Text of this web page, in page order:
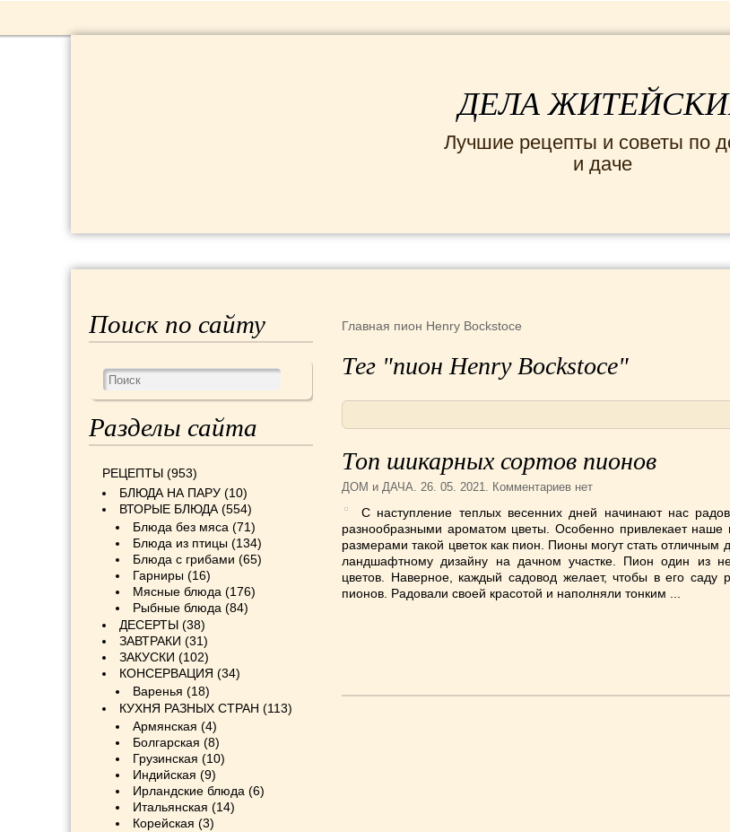
ДЕЛА
Лучшие рецепты и советы по
и даче
Главная пион Henry Bockstoce
Тег "пион Henry Bockstoce"
Топ шикарных сортов пионов
ДОМ и ДАЧА. 26. 05. 2021. Комментариев нет
С наступление теплых весенних дней начинают нас
разнообразными ароматом цветы. Особенно привлекает
размерами такой цветок как пион. Пионы могут стать
ландшафтному дизайну на дачном участке. Пион один из
цветов. Наверное, каждый садовод желает, чтобы в его саду
пионов. Радовали своей красотой и наполняли тонким ...
Поиск по сайту
Разделы сайта
РЕЦЕПТЫ (953)
БЛЮДА НА ПАРУ (10)
ВТОРЫЕ БЛЮДА (554)
Блюда без мяса (71)
Блюда из птицы (134)
Блюда с грибами (65)
Гарниры (16)
Мясные блюда (176)
Рыбные блюда (84)
ДЕСЕРТЫ (38)
ЗАВТРАКИ (31)
ЗАКУСКИ (102)
КОНСЕРВАЦИЯ (34)
Варенья (18)
КУХНЯ РАЗНЫХ СТРАН (113)
Армянская (4)
Болгарская (8)
Грузинская (10)
Индийская (9)
Ирландские блюда (6)
Итальянская (14)
Корейская (3)